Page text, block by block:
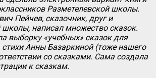
Разметелевской школы.
Пейчев, сказочник, друг и
написал множество сказок.
выборку «учебных» сказок для
стихи Анны Базаркиной (тоже нашего
со сказками. Сама создала
к сказкам.